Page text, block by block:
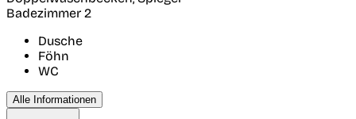
Badezimmer 2
Dusche
Föhn
WC
Alle Informationen